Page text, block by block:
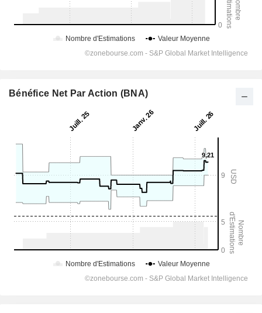
Bénéfice Net Par Action (BNA)